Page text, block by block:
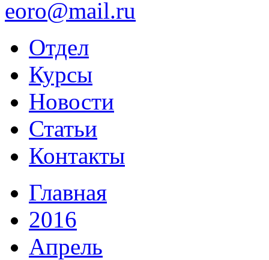
eoro@mail.ru
Отдел
Курсы
Новости
Статьи
Контакты
Главная
2016
Апрель